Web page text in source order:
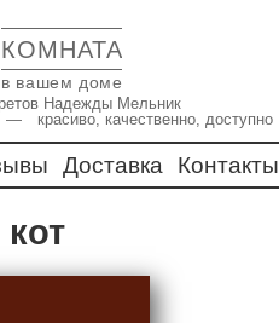
КОМНАТА
в вашем доме
Надежды Мельник
красиво, качественно, доступно
Доставка Контакты
кот